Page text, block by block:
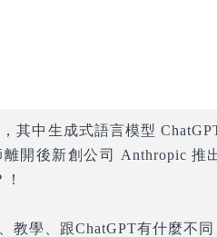
其中生成式語言模型
開後新創公司 Anthropic 推
教學、跟ChatGPT有什麼不同